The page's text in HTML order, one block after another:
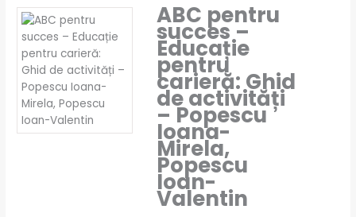
ABC pentru
succes –
Educație
pentru
carieră: Ghid
de activități
– Popescu
Ioana-
Mirela,
Popescu
Ioan-
Valentin